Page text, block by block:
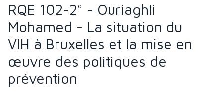
RQE 102-2° - Ouriaghli
Mohamed - La situation du
VIH à Bruxelles et la mise en
œuvre des politiques de
prévention